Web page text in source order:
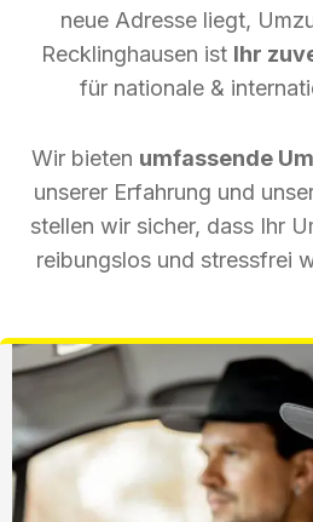
neue Adresse liegt,
Recklinghausen ist Ihr
für nationale &
Wir bieten umfassende
unserer Erfahrung und
stellen wir sicher, dass Ihr
reibungslos und stressfrei